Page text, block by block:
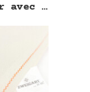
avec …
A